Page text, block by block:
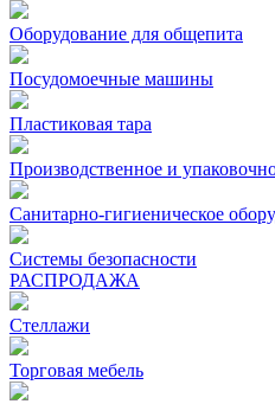
Оборудование для общепита
Посудомоечные машины
Пластиковая тара
Производственное и
Санитарно-гигиеническое
Системы безопасности
РАСПРОДАЖА
Стеллажи
Торговая мебель